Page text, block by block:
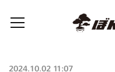
2024.10.02 11:07